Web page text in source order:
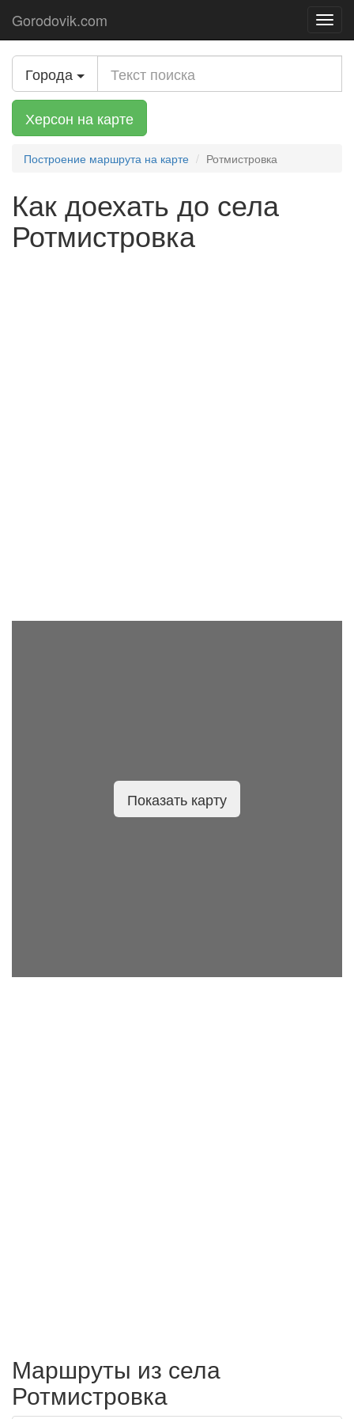
Gorodovik.com
Города
Херсон на карте
Построение маршрута на карте Ротмистровка
Как доехать до села
Ротмистровка
Маршруты из села
Ротмистровка